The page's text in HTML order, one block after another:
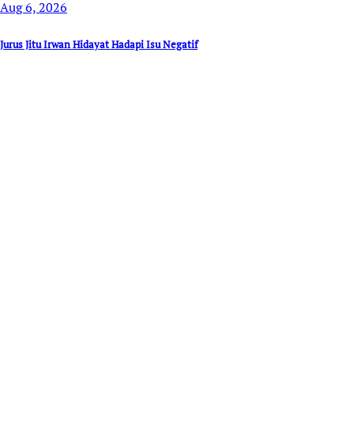
Aug 6, 2026
Jurus Jitu Irwan Hidayat Hadapi Isu Negatif